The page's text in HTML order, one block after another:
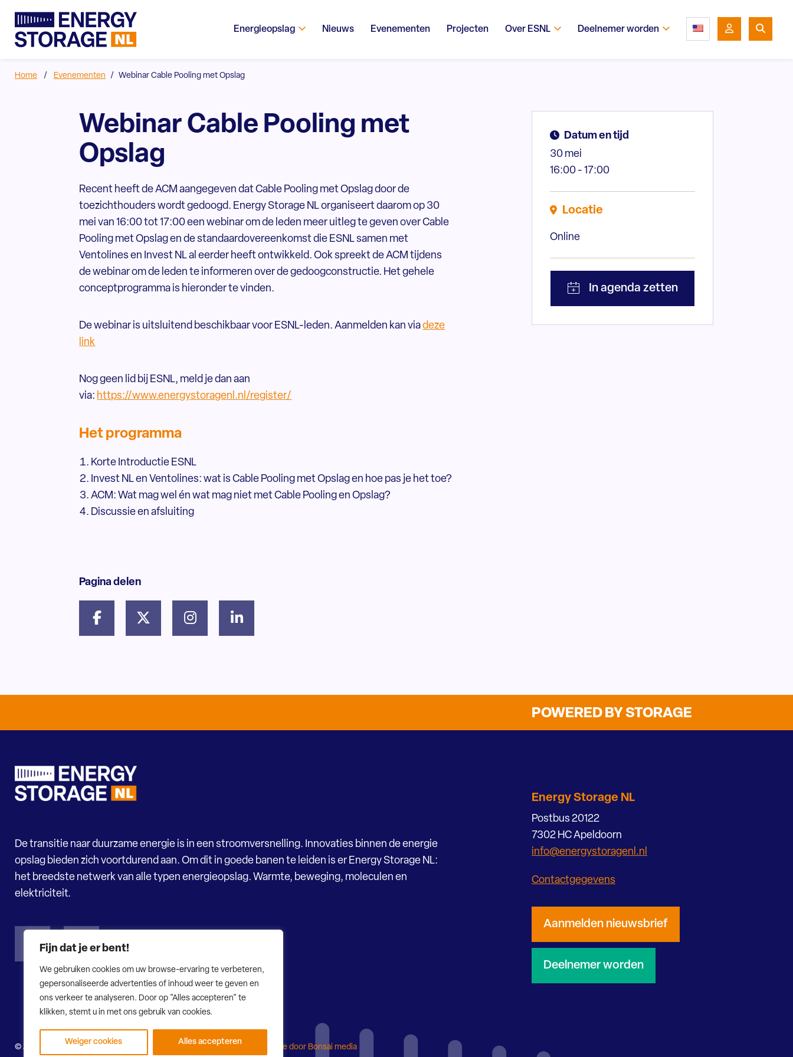
Fijn dat je er bent!
We gebruiken cookies om uw browse-ervaring te verbeteren,
gepersonaliseerde advertenties of inhoud weer te geven en
ons verkeer te analyseren. Door op "Alles accepteren" te
klikken, stemt u in met ons gebruik van cookies.
Weiger cookies Alles accepteren
Energieopslag Nieuws Evenementen Projecten Over ESNL Deelnemer worden
Home / Evenementen / Webinar Cable Pooling met Opslag
Webinar Cable Pooling met
Opslag
Recent heeft de ACM aangegeven dat Cable Pooling met Opslag door de
toezichthouders wordt gedoogd. Energy Storage NL organiseert daarom op 30
mei van 16:00 tot 17:00 een webinar om de leden meer uitleg te geven over Cable
Pooling met Opslag en de standaardovereenkomst die ESNL samen met
Ventolines en Invest NL al eerder heeft ontwikkeld. Ook spreekt de ACM tijdens
de webinar om de leden te informeren over de gedoogconstructie. Het gehele
conceptprogramma is hieronder te vinden.
De webinar is uitsluitend beschikbaar voor ESNL-leden. Aanmelden kan viadeze
link
Nog geen lid bij ESNL, meld je dan aan
via: https://www.energystoragenl.nl/register/
Het programma
Korte Introductie ESNL
Invest NL en Ventolines: wat is Cable Pooling met Opslag en hoe pas je het toe?
ACM: Wat mag wel én wat mag niet met Cable Pooling en Opslag?
Discussie en afsluiting
Pagina delen
Datum en tijd
30 mei
16:00 - 17:00
Locatie
Online
POWERED BY STORAGE
De transitie naar duurzame energie is in een stroomversnelling. Innovaties binnen de energie
opslag bieden zich voortdurend aan. Om dit in goede banen te leiden is er Energy Storage NL:
het breedste netwerk van alle typen energieopslag. Warmte, beweging, moleculen en
elektriciteit.
Energy Storage NL
Postbus 20122
7302 HC Apeldoorn
info@energystoragenl.nl
Contactgegevens
Aanmelden nieuwsbrief
Deelnemer worden
© 2026 Energy Storage NL Disclaimer Website door Bonsai media